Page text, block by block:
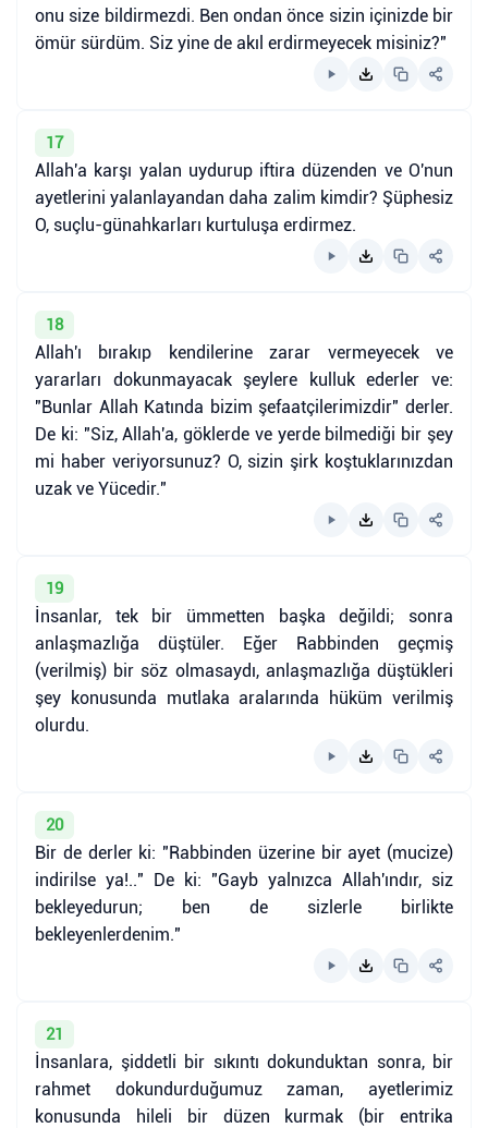
onu size bildirmezdi. Ben ondan önce sizin içinizde bir
ömür sürdüm. Siz yine de akıl erdirmeyecek misiniz?"
17
Allah'a karşı yalan uydurup iftira düzenden ve O'nun
ayetlerini yalanlayandan daha zalim kimdir? Şüphesiz
O, suçlu-günahkarları kurtuluşa erdirmez.
18
Allah'ı bırakıp kendilerine zarar vermeyecek ve
yararları dokunmayacak şeylere kulluk ederler ve:
"Bunlar Allah Katında bizim şefaatçilerimizdir" derler.
De ki: "Siz, Allah'a, göklerde ve yerde bilmediği bir şey
mi haber veriyorsunuz? O, sizin şirk koştuklarınızdan
uzak ve Yücedir."
19
İnsanlar, tek bir ümmetten başka değildi; sonra
anlaşmazlığa düştüler. Eğer Rabbinden geçmiş
(verilmiş) bir söz olmasaydı, anlaşmazlığa düştükleri
şey konusunda mutlaka aralarında hüküm verilmiş
olurdu.
20
Bir de derler ki: "Rabbinden üzerine bir ayet (mucize)
indirilse ya!.." De ki: "Gayb yalnızca Allah'ındır, siz
bekleyedurun; ben de sizlerle birlikte
bekleyenlerdenim."
21
İnsanlara, şiddetli bir sıkıntı dokunduktan sonra, bir
rahmet dokundurduğumuz zaman, ayetlerimiz
konusunda hileli bir düzen kurmak (bir entrika